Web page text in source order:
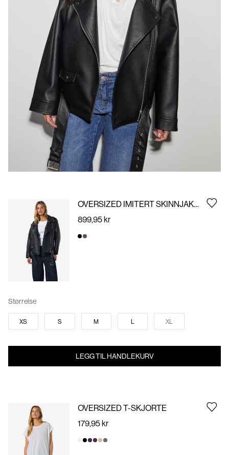
OVERSIZED IMITERT SKINNJAKKE
899,95 kr
Størrelse
XS S M L XL
LEGG TIL HANDLEKURV
OVERSIZED T-SKJORTE
179,95 kr